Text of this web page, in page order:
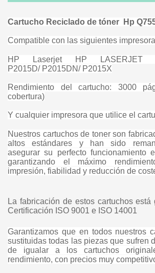
Cartucho Reciclado de tóner Hp
Compatible con las siguientes
HP Laserjet HP LASERJET
P2015D/ P2015DN/ P2015X
Rendimiento del cartucho: 3000
cobertura)
Y cualquier impresora que utilice el
Nuestros cartuchos de toner son
altos estándares y han sido
asegurar su perfecto funcionamiento
garantizando el máximo
impresión, fiabilidad y reducción de
La fabricación de estos cartuchos está
Certificación ISO 9001 e ISO 14001
Garantizamos que en todos nuestros
sustituidas todas las piezas que sufren
de igualar a los cartuchos
rendimiento, con precios muy